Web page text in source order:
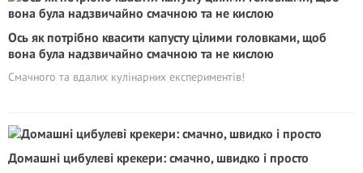
Ось як потрібно квасити капусту цілими головками, щоб
вона була надзвичайно смачною та не кислою
Смачного та вдалих кулінарних експериментів!
Домашні цибулеві крекери: смачно, швидко і просто